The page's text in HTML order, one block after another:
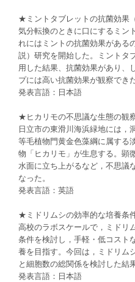
★ミントタブレットの抗菌効果
気分転換のときに口にするミン
れにはミントの抗菌効果がある
説）研究を開始した。ミントタ
用した結果、抗菌効果があり、
プには高い抗菌効果が観察できた
発表言語：日本語
★ヒカリモの不思議な生態の観
日立市の東滑川海浜緑地には，
等毛植物門黄金色藻綱に属する
物「ヒカリモ」が生息する。顕
水面に立ち上がるなど，不思議
なった。
発表言語：英語
★ミドリムシの効率的な培養条
高校のラボスケールで，ミドリ
条件を検討し，手軽・低コスト
養を目指す。今回は，ミドリム
と細胞数の総関係を検討した結
発表言語：日本語